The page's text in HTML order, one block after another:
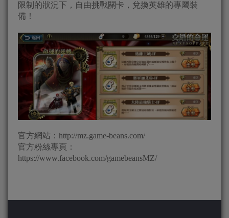
限制的狀況下，自由挑戰關卡，兌換英雄的專屬裝
備！
官方網站：http://mz.game-beans.com/
官方粉絲專頁：
https://www.facebook.com/gamebeansMZ/